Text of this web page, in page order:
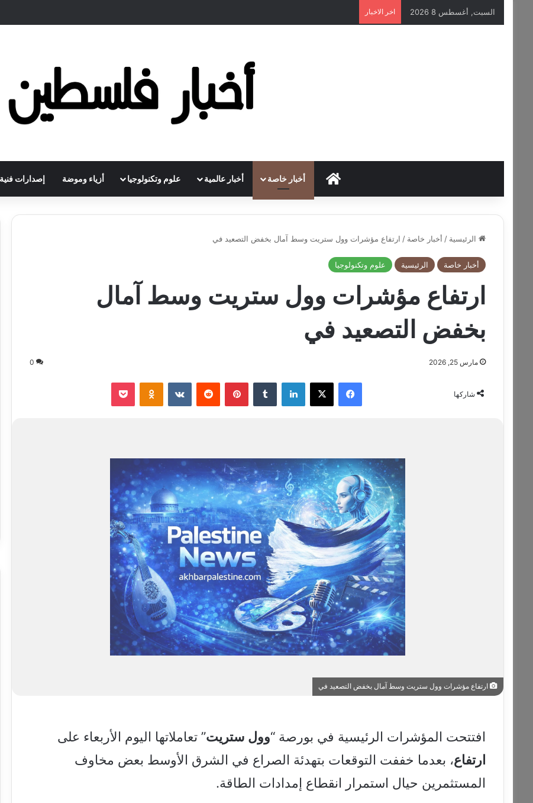
السبت, أغسطس 8 2026 اخر الاخبار
HOMEأخبار خاصة أخبار عالمية علوم وتكنولوجيا أزياء وموضة إصدارات فنية
الرئيسية / أخبار خاصة / ارتفاع مؤشرات وول ستريت وسط آمال بخفض التصعيد في
أخبار خاصة الرئيسية علوم وتكنولوجيا
ارتفاع مؤشرات وول ستريت وسط آمال
بخفض التصعيد في
مارس 25, 2026 0
شاركها
فيسبوك ‫X لينكدإن ‏Tumblr بينتيريست ‏Reddit
‏VKontakte
Odnoklassniki
‫Pocket
ارتفاع مؤشرات وول ستريت وسط آمال بخفض التصعيد في
افتتحت المؤشرات الرئيسية في بورصة “وول ستريت” تعاملاتها اليوم الأربعاء على
ارتفاع، بعدما خففت التوقعات بتهدئة الصراع في الشرق الأوسط بعض مخاوف
المستثمرين حيال استمرار انقطاع إمدادات الطاقة.